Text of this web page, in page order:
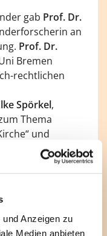
Anzeigen zu
Medien anbieten
gab Prof. Dr.
an
Prof. Dr.
Bremen
rechtlichen
Spörkel,
Thema
und
zum Umgang
mit
reproduktiven